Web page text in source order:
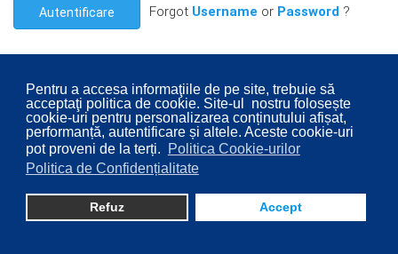
Pentru a accesa informaţiile de pe site, trebuie să
acceptaţi politica de cookie. Site-ul nostru folosește
cookie-uri pentru personalizarea conținutului afișat,
performanță, autentificare și altele. Aceste cookie-uri
pot proveni de la terți.
Politica Cookie-urilor
Politica de Confidențialitate
Refuz Accept
Autentificare Forgot Username or Password ?
© 2026 Consiliul Local al Sectorului 2 București. Designed By
Direcţia Transparenţă Instituţională - Compartimentul
Digitalizare